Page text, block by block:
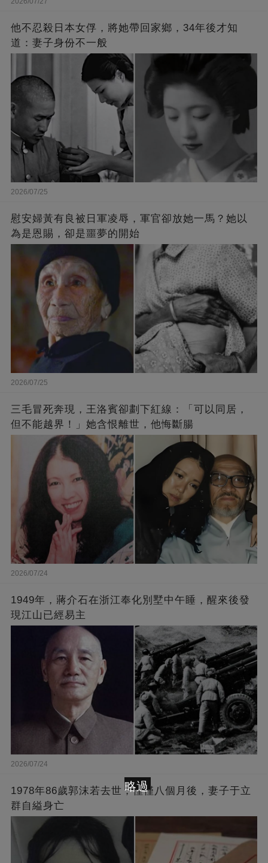
他不忍殺日本女俘，將她帶回家鄉，34年後才知
道：妻子身份不一般
2026/07/25
慰安婦黃有良被日軍凌辱，軍官卻放她一馬？她以
為是恩賜，卻是噩夢的開始
2026/07/25
三毛冒死奔現，王洛賓卻劃下紅線：「可以同居，
但不能越界！」她含恨離世，他悔斷腸
2026/07/24
1949年，蔣介石在浙江奉化別墅中午睡，醒來後發
現江山已經易主
2026/07/24
1978年86歲郭沫若去世，僅僅八個月後，妻子于立
群自縊身亡
略過